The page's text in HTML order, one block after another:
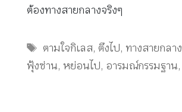
ต้องทางสายกลางจริงๆ
Tags
ตามใจกิเลส, ตึงไป, ทางสายกลาง
ฟุ้งซ่าน, หย่อนไป, อารมณ์กรรมฐาน,